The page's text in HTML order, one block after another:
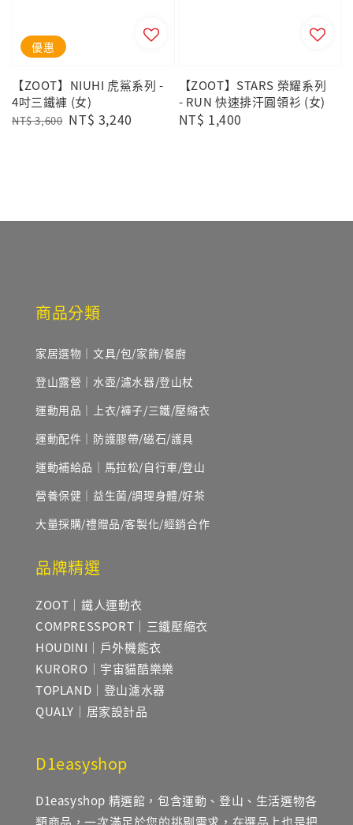
優惠
【ZOOT】NIUHI 虎鯊系列 -
4吋三鐵褲 (女)
Regular
NT$ 3,600 Sale
NT$ 3,240
【ZOOT】STARS 榮耀系列
- RUN 快速排汗圓領衫 (女)
Regular
NT$ 1,400
商品分類
家居選物｜文具/包/家飾/餐廚
登山露營｜水壺/濾水器/登山杖
運動用品｜上衣/褲子/三鐵/壓縮衣
運動配件｜防護膠帶/磁石/護具
運動補給品｜馬拉松/自行車/登山
營養保健｜益生菌/調理身體/好茶
大量採購/禮贈品/客製化/經銷合作
品牌精選
ZOOT｜鐵人運動衣
COMPRESSPORT｜三鐵壓縮衣
HOUDINI｜戶外機能衣
KURORO｜宇宙貓酷樂樂
TOPLAND｜登山濾水器
QUALY｜居家設計品
D1easyshop
D1easyshop 精選館，包含運動、登山、生活選物各
類商品，一次滿足於您的挑剔需求，在選品上也是把